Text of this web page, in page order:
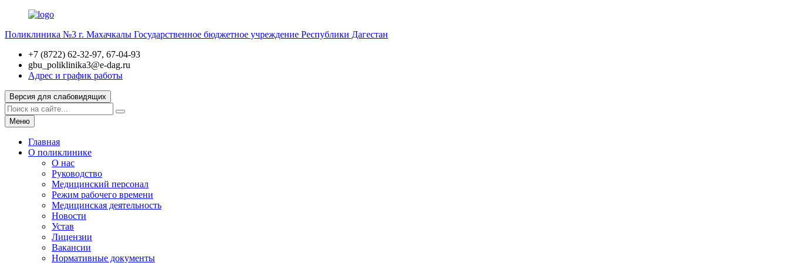
Поликлиника №3 г. Махачкалы Государственное бюджетное учреждение Республики Дагестан
+7 (8722) 62-32-97, 67-04-93
gbu_poliklinika3@e-dag.ru
Адрес и график работы
Версия для слабовидящих
Меню
Главная
О поликлинике
О нас
Руководство
Медицинский персонал
Режим рабочего времени
Медицинская деятельность
Новости
Устав
Лицензии
Вакансии
Нормативные документы